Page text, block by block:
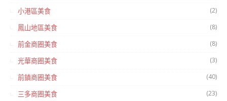
小港區美食 (2)
鳳山地區美食 (8)
前金商圈美食 (8)
光華商圈美食 (3)
前鎮商圈美食 (40)
三多商圈美食 (23)